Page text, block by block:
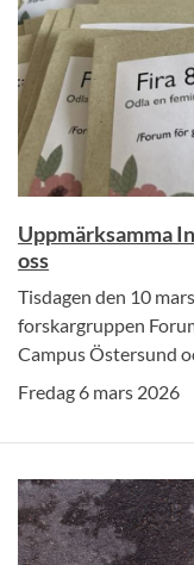
Uppmärksamma
oss
Tisdagen den 10
forskargruppen
Campus Östersund
Fredag 6 mars 2026